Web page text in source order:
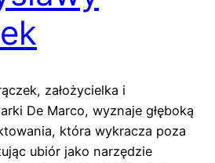
założycielka i
De Marco, wyznaje głęboką
która wykracza poza
ubiór jako narzędzie